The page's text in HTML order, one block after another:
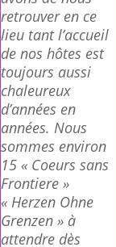
retrouver en ce
lieu tant l’accueil
de nos hôtes est
toujours aussi
chaleureux
d’années en
années. Nous
sommes environ
15 « Coeurs sans
Frontiere »
« Herzen Ohne
Grenzen » à
attendre dès